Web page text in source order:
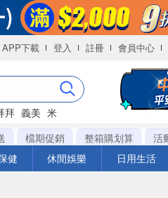
下載 登入 註冊 會員中心
拜 義美 米
檔期促銷 整箱購划算 活
健 休閒娛樂 日用生活